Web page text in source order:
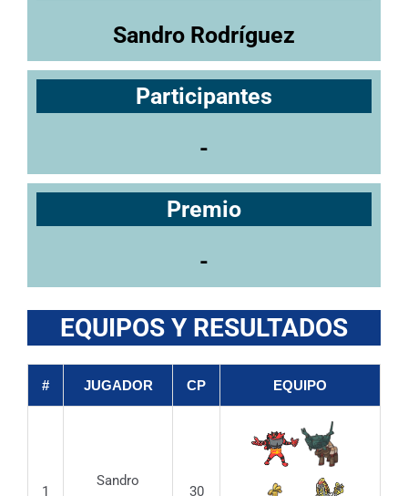
Sandro Rodríguez
Participantes
-
Premio
-
EQUIPOS Y RESULTADOS
# JUGADOR CP EQUIPO
1
Sandro
30